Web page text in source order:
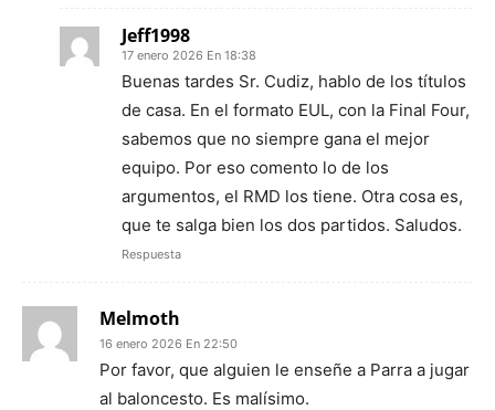
Jeff1998
17 enero 2026 En 18:38
Buenas tardes Sr. Cudiz, hablo de los títulos
de casa. En el formato EUL, con la Final Four,
sabemos que no siempre gana el mejor
equipo. Por eso comento lo de los
argumentos, el RMD los tiene. Otra cosa es,
que te salga bien los dos partidos. Saludos.
Respuesta
Melmoth
16 enero 2026 En 22:50
Por favor, que alguien le enseñe a Parra a jugar
al baloncesto. Es malísimo.